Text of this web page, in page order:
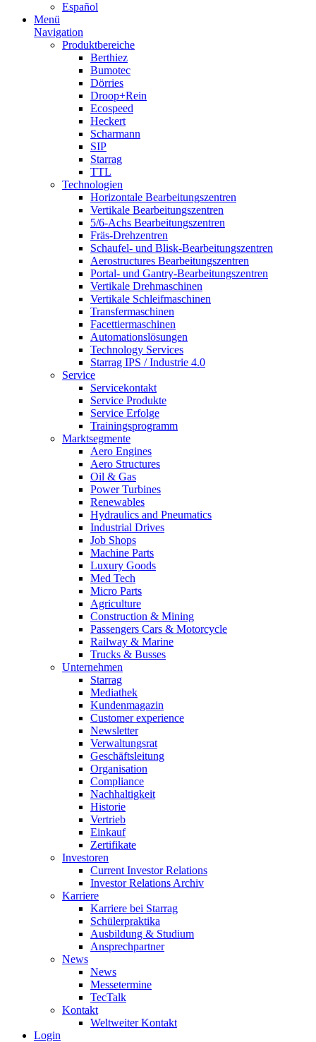
Español
Menü
Navigation
Produktbereiche
Berthiez
Bumotec
Dörries
Droop+Rein
Ecospeed
Heckert
Scharmann
SIP
Starrag
TTL
Technologien
Horizontale Bearbeitungszentren
Vertikale Bearbeitungszentren
5/6-Achs Bearbeitungszentren
Fräs-Drehzentren
Schaufel- und Blisk-Bearbeitungszentren
Aerostructures Bearbeitungszentren
Portal- und Gantry-Bearbeitungszentren
Vertikale Drehmaschinen
Vertikale Schleifmaschinen
Transfermaschinen
Facettiermaschinen
Automationslösungen
Technology Services
Starrag IPS / Industrie 4.0
Service
Servicekontakt
Service Produkte
Service Erfolge
Trainingsprogramm
Marktsegmente
Aero Engines
Aero Structures
Oil & Gas
Power Turbines
Renewables
Hydraulics and Pneumatics
Industrial Drives
Job Shops
Machine Parts
Luxury Goods
Med Tech
Micro Parts
Agriculture
Construction & Mining
Passengers Cars & Motorcycle
Railway & Marine
Trucks & Busses
Unternehmen
Starrag
Mediathek
Kundenmagazin
Customer experience
Newsletter
Verwaltungsrat
Geschäftsleitung
Organisation
Compliance
Nachhaltigkeit
Historie
Vertrieb
Einkauf
Zertifikate
Investoren
Current Investor Relations
Investor Relations Archiv
Karriere
Karriere bei Starrag
Schülerpraktika
Ausbildung & Studium
Ansprechpartner
News
News
Messetermine
TecTalk
Kontakt
Weltweiter Kontakt
Login